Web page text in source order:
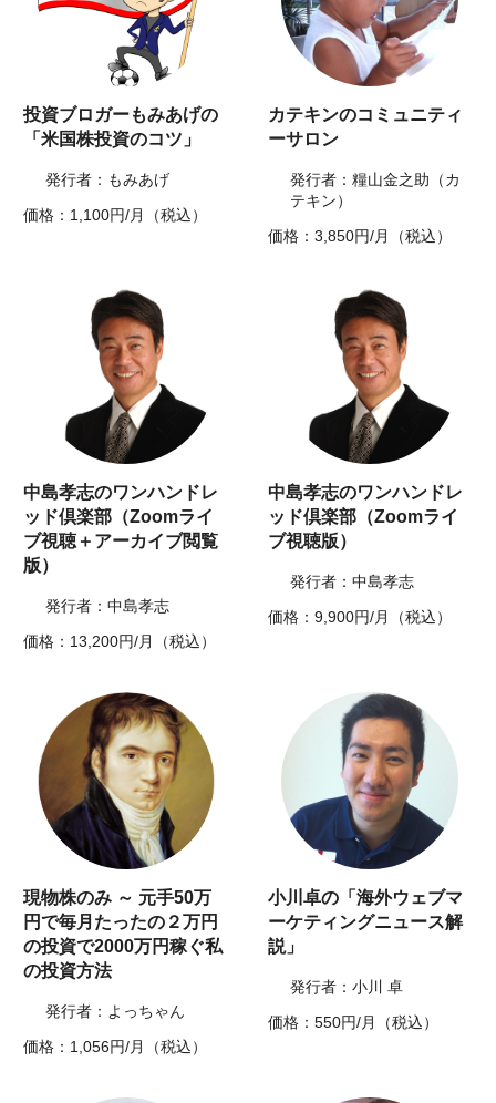
投資ブロガーもみあげの
「米国株投資のコツ」
発行者：もみあげ
価格：1,100円/月（税込）
カテキンのコミュニティ
ーサロン
発行者：糧山金之助（カ
テキン）
価格：3,850円/月（税込）
中島孝志のワンハンドレ
ッド倶楽部（Zoomライ
ブ視聴＋アーカイブ閲覧
版）
発行者：中島孝志
価格：13,200円/月（税込）
中島孝志のワンハンドレ
ッド倶楽部（Zoomライ
ブ視聴版）
発行者：中島孝志
価格：9,900円/月（税込）
現物株のみ ～ 元手50万
円で毎月たったの２万円
の投資で2000万円稼ぐ私
の投資方法
発行者：よっちゃん
価格：1,056円/月（税込）
小川卓の「海外ウェブマ
ーケティングニュース解
説」
発行者：小川 卓
価格：550円/月（税込）